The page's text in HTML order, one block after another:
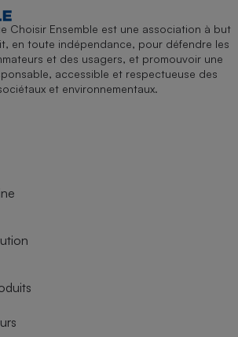
Choisir Ensemble est une association à but
en toute indépendance, pour défendre les
et des usagers, et promouvoir une
accessible et respectueuse des
et environnementaux.